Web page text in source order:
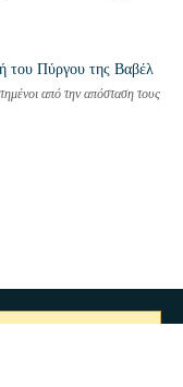
του Πύργου της Βαβέλ
από την απόσταση τους